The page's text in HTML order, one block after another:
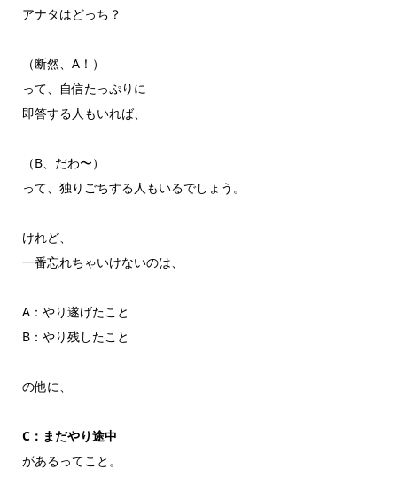
アナタはどっち？
（断然、A！）
って、自信たっぷりに
即答する人もいれば、
（B、だわ〜）
って、独りごちする人もいるでしょう。
けれど、
一番忘れちゃいけないのは、
A：やり遂げたこと
B：やり残したこと
の他に、
C：まだやり途中
があるってこと。